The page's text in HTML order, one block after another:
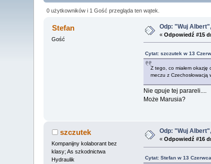
0 użytkowników i 1 Gość przegląda ten wątek.
Stefan
Gość
Odp: "Wuj
«Odpowiedź #15
Cytat: szczutek w 13
Z tego, co miałem
meczu z
Nie qpuje tej parareli....
Może Marusia?
szczutek
Kompanijny kolaborant bez
klasy; As szkodnictwa
Hydraulik
Odp: "Wuj
«Odpowiedź #16
Cytat: Stefan w 13